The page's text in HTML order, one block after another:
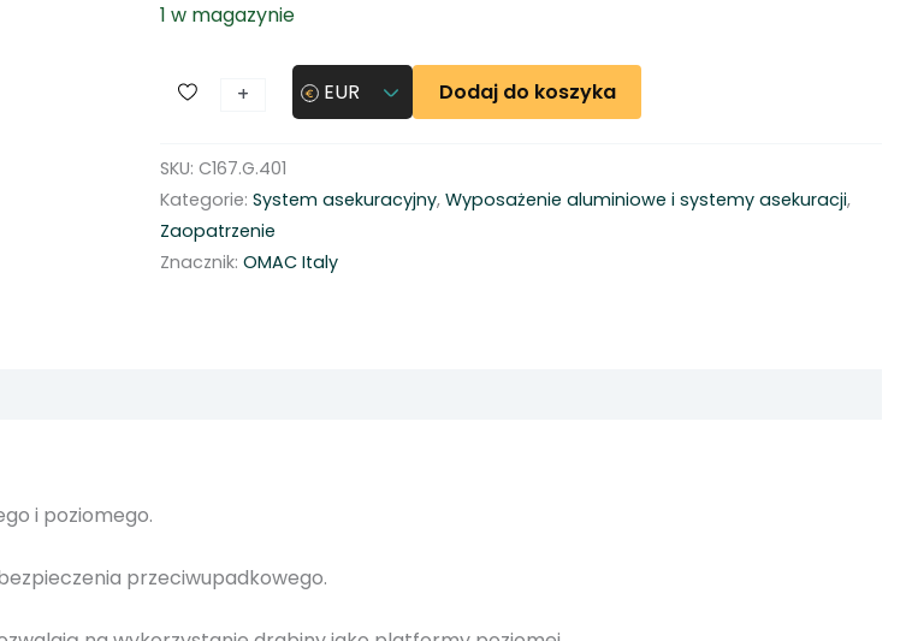
1 w magazynie
-
e
+ EUR Dodaj do koszyka
SKU:C167.G.401
Kategorie:System asekuracyjny,Wyposażenie aluminiowe i systemy asekuracji,
Zaopatrzenie
Znacznik:OMAC Italy
i poziomego.
przeciwupadkowego.